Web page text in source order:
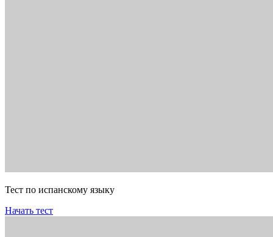
Тест по испанскому языку
Начать тест